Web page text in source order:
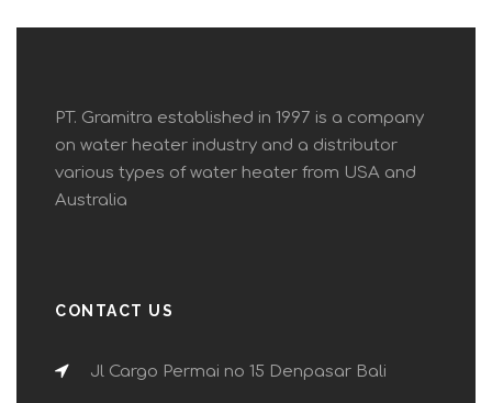
PT. Gramitra established in 1997 is a company
on water heater industry and a distributor
various types of water heater from USA and
Australia
CONTACT US
Jl Cargo Permai no 15 Denpasar Bali